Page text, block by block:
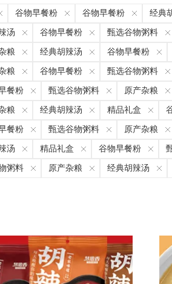
谷物早餐粉 谷物早餐粉 经典
汤 谷物早餐粉 甄选谷物粥料
粮 经典胡辣汤 谷物早餐粉
粮 谷物早餐粉 甄选谷物粥料
餐粉 甄选谷物粥料 原产杂粮
粮 经典胡辣汤 精品礼盒
餐粉 甄选谷物粥料 原产杂粮
汤 精品礼盒 谷物早餐粉
粥料 原产杂粮 经典胡辣汤